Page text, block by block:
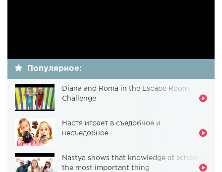
Популярное:
Diana and Roma in the Escape Room
Challenge
Настя играет в съедобное и
несъедобное
Nastya shows that knowledge at school is
the most important thing